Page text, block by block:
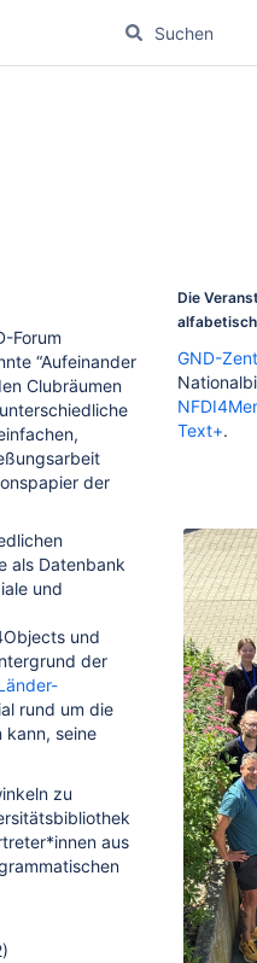
Forum
“Aufeinander
Clubräumen
der
Die
GND-
Text+.
als Datenbank
und
und
der
rund um die
kann, seine
zu
aus